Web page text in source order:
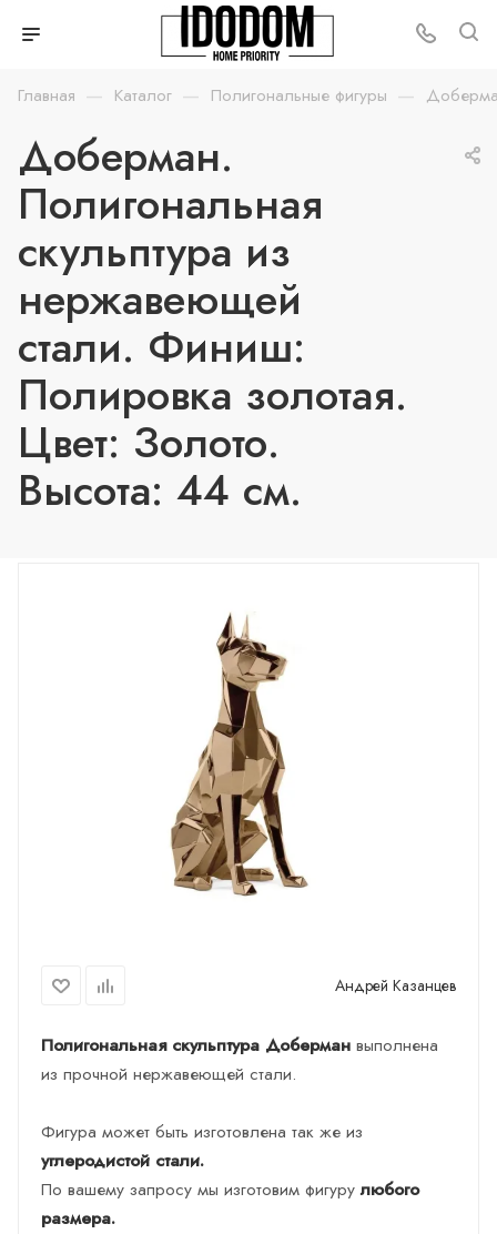
Главная — Каталог — Полигональные фигуры —
Доберман.
Полигональная
скульптура из
нержавеющей
стали. Финиш:
Полировка золотая.
Цвет: Золото.
Высота: 44 см.
Андрей Казанцев
Полигональная скульптура Доберман выполнена
из прочной нержавеющей стали.
Фигура может быть изготовлена так же из
углеродистой стали.
По вашему запросу мы изготовим фигурулюбого
размера.